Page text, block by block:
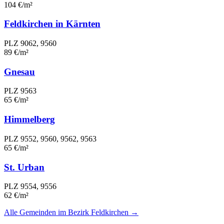
104 €/m²
Feldkirchen in Kärnten
PLZ 9062, 9560
89 €/m²
Gnesau
PLZ 9563
65 €/m²
Himmelberg
PLZ 9552, 9560, 9562, 9563
65 €/m²
St. Urban
PLZ 9554, 9556
62 €/m²
Alle Gemeinden im Bezirk Feldkirchen →